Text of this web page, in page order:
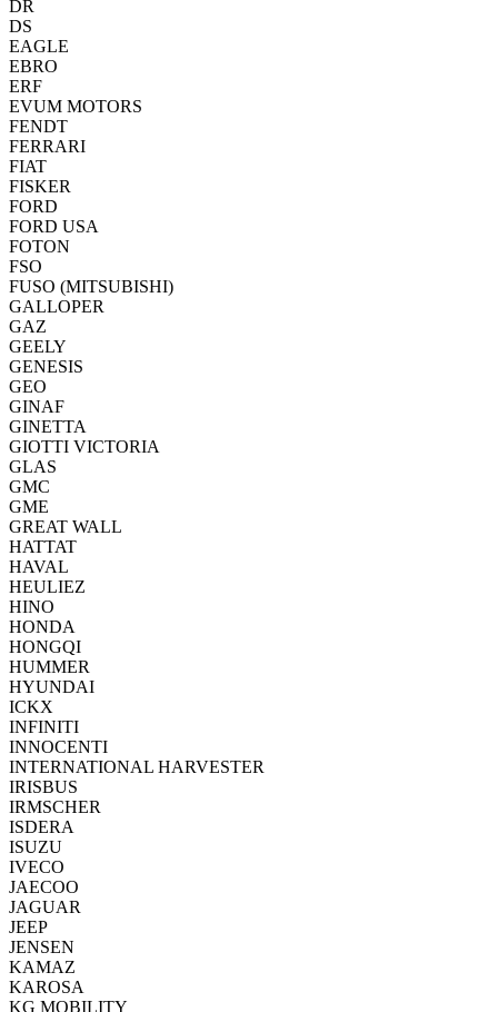
DR
DS
EAGLE
EBRO
ERF
EVUM MOTORS
FENDT
FERRARI
FIAT
FISKER
FORD
FORD USA
FOTON
FSO
FUSO (MITSUBISHI)
GALLOPER
GAZ
GEELY
GENESIS
GEO
GINAF
GINETTA
GIOTTI VICTORIA
GLAS
GMC
GME
GREAT WALL
HATTAT
HAVAL
HEULIEZ
HINO
HONDA
HONGQI
HUMMER
HYUNDAI
ICKX
INFINITI
INNOCENTI
INTERNATIONAL HARVESTER
IRISBUS
IRMSCHER
ISDERA
ISUZU
IVECO
JAECOO
JAGUAR
JEEP
JENSEN
KAMAZ
KAROSA
KG MOBILITY